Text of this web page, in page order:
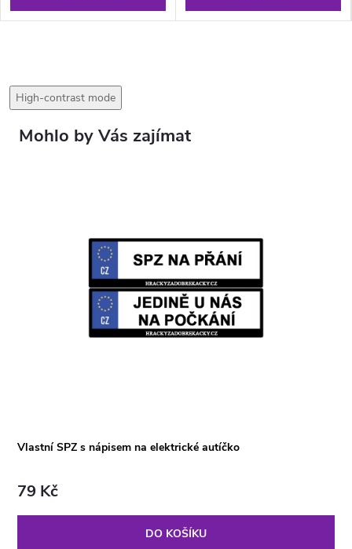
High-contrast mode
Vlastní SPZ s nápisem na elektrické autíčko
79 Kč
DO KOŠÍKU